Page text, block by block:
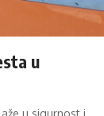
u
u sigurnost i